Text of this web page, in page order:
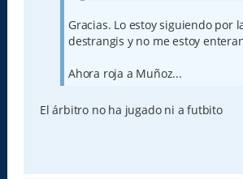
Gracias. Lo estoy siguiendo por
destrangis y no me estoy
Ahora roja a Muñoz...
El árbitro no ha jugado ni a futbito